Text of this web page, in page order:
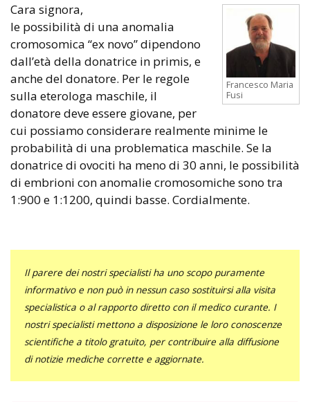
Francesco Maria
Fusi
Cara signora,
le possibilità di una anomalia
cromosomica “ex novo” dipendono
dall’età della donatrice in primis, e
anche del donatore. Per le regole
sulla eterologa maschile, il
donatore deve essere giovane, per
cui possiamo considerare realmente minime le
probabilità di una problematica maschile. Se la
donatrice di ovociti ha meno di 30 anni, le possibilità
di embrioni con anomalie cromosomiche sono tra
1:900 e 1:1200, quindi basse. Cordialmente.
Il parere dei nostri specialisti ha uno scopo puramente
informativo e non può in nessun caso sostituirsi alla visita
specialistica o al rapporto diretto con il medico curante. I
nostri specialisti mettono a disposizione le loro conoscenze
scientifiche a titolo gratuito, per contribuire alla diffusione
di notizie mediche corrette e aggiornate.